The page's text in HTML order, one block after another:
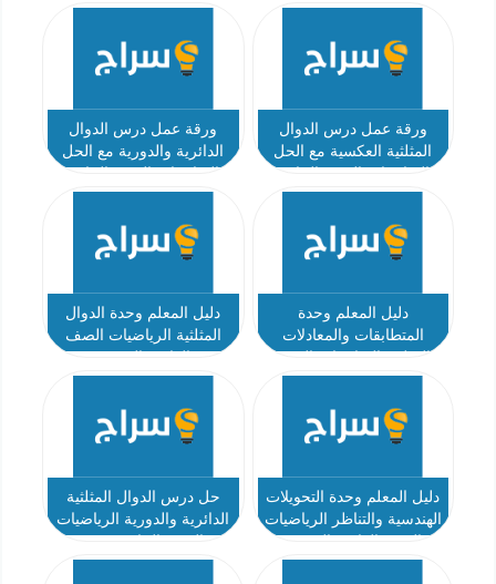
الصف الحادي عشر عام
عشر متقدم
ورقة عمل درس الدوال
المثلثية العكسية مع الحل
عشر عام
ورقة عمل درس الدوال
الدائرية والدورية مع الحل
عشر عام
دليل المعلم وحدة
المتطابقات والمعادلات
العاشر المتقدم
دليل المعلم وحدة الدوال
المثلثية الرياضيات الصف
دليل المعلم وحدة التحويلات
الهندسية والتناظر الرياضيات
حل درس الدوال المثلثية
الدائرية والدورية الرياضيات